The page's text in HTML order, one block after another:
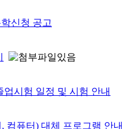
신청 공고
시험 일정 및 시험 안내
컴퓨터) 대체 프로그램 안내